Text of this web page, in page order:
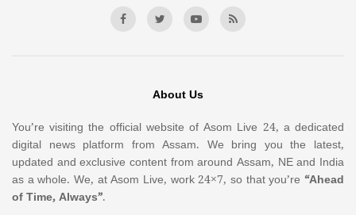
About Us
You’re visiting the official website of Asom Live 24, a dedicated
digital news platform from Assam. We bring you the latest,
updated and exclusive content from around Assam, NE and India
as a whole. We, at Asom Live, work 24×7, so that you’re “Ahead
of Time, Always”.